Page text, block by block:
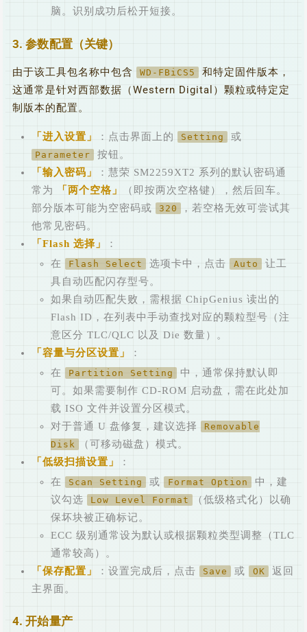
脑。识别成功后松开短接。
3. 参数配置（关键）
由于该工具包名称中包含 WD-FBiCS5
和特定固件版本，
这通常是针对西部数据（Western Digital）颗粒或特定定
制版本的配置。
进入设置 ：点击界面上的 Setting 或
Parameter
按钮。
输入密码
：慧荣 SM2259XT2 系列的默认密码通
常为
两个空格
（即按两次空格键），然后回车。
部分版本可能为空密码或
320
，若空格无效可尝试其
他常见密码。
Flash 选择
：
在
Flash Select 选项卡中，点击 Auto
让工
具自动匹配闪存型号。
如果自动匹配失败，需根据 ChipGenius 读出的
Flash ID，在列表中手动查找对应的颗粒型号（注
意区分 TLC/QLC 以及 Die 数量）。
容量与分区设置
：
在
Partition Setting
中，通常保持默认即
可。如果需要制作 CD-ROM 启动盘，需在此处加
载 ISO 文件并设置分区模式。
对于普通 U 盘修复，建议选择
Removable
Disk
（可移动磁盘）模式。
低级扫描设置
：
在
Scan Setting 或 Format Option
中，建
议勾选
Low Level Format
（低级格式化）以确
保坏块被正确标记。
ECC 级别通常设为默认或根据颗粒类型调整（TLC
通常较高）。
保存配置
：设置完成后，点击 Save 或 OK
返回
主界面。
4. 开始量产